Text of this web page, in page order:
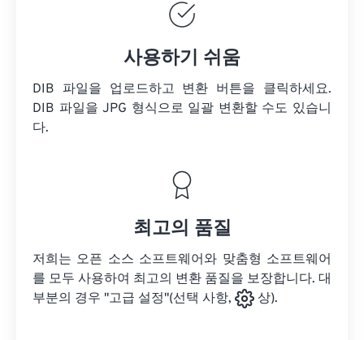
사용하기 쉬움
DIB 파일을 업로드하고 변환 버튼을 클릭하세요.
DIB 파일을 JPG 형식으로 일괄 변환할 수도 있습니
다.
최고의 품질
저희는 오픈 소스 소프트웨어와 맞춤형 소프트웨어
를 모두 사용하여 최고의 변환 품질을 보장합니다. 대
부분의 경우 "고급 설정"(선택 사항,
상).